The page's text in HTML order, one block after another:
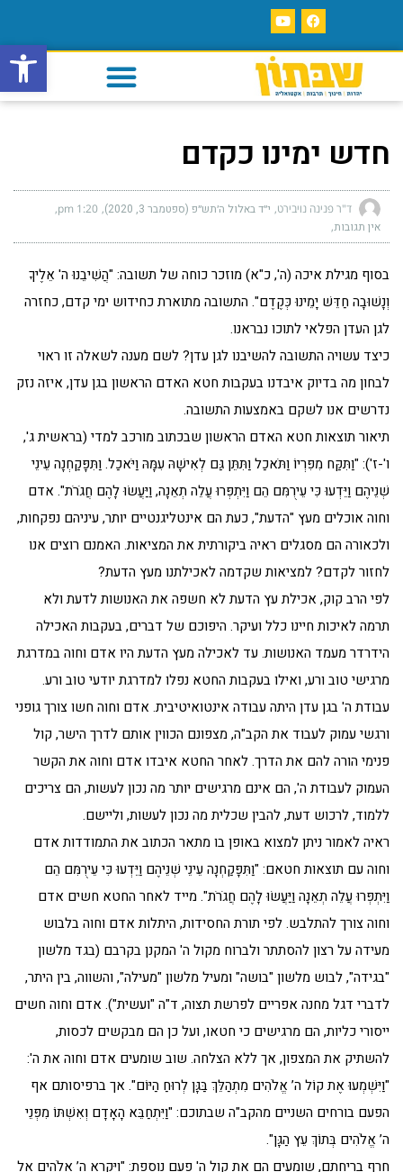
פתח
חדש ימינו כקדם
ד"ר פנינה נויבירט י״ד באלול ה׳תש״פ (ספטמבר 3, 2020) 1:20 pm
אין תגובות
בסוף מגילת איכה (ה', כ"א) מוזכר כוחה של תשובה: "הֲשִׁיבֵנוּ ה' אֵלֶיךָ
וְנָשׁוּבָה חַדֵּשׁ יָמֵינוּ כְּקֶדֶם". התשובה מתוארת כחידוש ימי קדם, כחזרה
לגן העדן הפלאי לתוכו נבראנו.
כיצד עשויה התשובה להשיבנו לגן עדן? לשם מענה לשאלה זו ראוי
לבחון מה בדיוק איבדנו בעקבות חטא האדם הראשון בגן עדן, איזה נזק
נדרשים אנו לשקם באמצעות התשובה.
תיאור תוצאות חטא האדם הראשון שבכתוב מורכב למדי (בראשית ג',
ו'-ז'): "וַתִּקַּח מִפִּרְיוֹ וַתֹּאכַל וַתִּתֵּן גַּם לְאִישָׁהּ עִמָּהּ וַיֹּאכַל. וַתִּפָּקַחְנָה עֵינֵי
שְׁנֵיהֶם וַיֵּדְעוּ כִּי עֵירֻמִּם הֵם וַיִּתְפְּרוּ עֲלֵה תְאֵנָה, וַיַּעֲשׂוּ לָהֶם חֲגֹרֹת". אדם
וחוה אוכלים מעץ "הדעת", כעת הם אינטליגנטיים יותר, עיניהם נפקחות,
ולכאורה הם מסגלים ראיה ביקורתית את המציאות. האמנם רוצים אנו
לחזור לקדם? למציאות שקדמה לאכילתנו מעץ הדעת?
לפי הרב קוק, אכילת עץ הדעת לא חשפה את האנושות לדעת ולא
תרמה לאיכות חיינו כלל ועיקר. היפוכם של דברים, בעקבות האכילה
הידרדר מעמד האנושות. עד לאכילה מעץ הדעת היו אדם וחוה במדרגת
מרגישי טוב ורע, ואילו בעקבות החטא נפלו למדרגת יודעי טוב ורע.
עבודת ה' בגן עדן היתה עבודה אינטואיטיבית. אדם וחוה חשו צורך גופני
ורגשי עמוק לעבוד את הקב"ה, מצפונם הכווין אותם לדרך הישר, קול
פנימי הורה להם את הדרך. לאחר החטא איבדו אדם וחוה את הקשר
העמוק לעבודת ה', הם אינם מרגישים יותר מה נכון לעשות, הם צריכים
ללמוד, לרכוש דעת, להבין שכלית מה נכון לעשות, וליישם.
ראיה לאמור ניתן למצוא באופן בו מתאר הכתוב את התמודדות אדם
וחוה עם תוצאות חטאם: "וַתִּפָּקַחְנָה עֵינֵי שְׁנֵיהֶם וַיֵּדְעוּ כִּי עֵירֻמִּם הֵם
וַיִּתְפְּרוּ עֲלֵה תְאֵנָה וַיַּעֲשׂוּ לָהֶם חֲגֹרֹת". מייד לאחר החטא חשים אדם
וחוה צורך להתלבש. לפי תורת החסידות, היתלות אדם וחוה בלבוש
מעידה על רצון להסתתר ולברוח מקול ה' המקנן בקרבם (בגד מלשון
"בגידה", לבוש מלשון "בושה" ומעיל מלשון "מעילה", והשווה, בין היתר,
לדברי דגל מחנה אפריים לפרשת תצוה, ד"ה "ועשית"). אדם וחוה חשים
ייסורי כליות, הם מרגישים כי חטאו, ועל כן הם מבקשים לכסות,
להשתיק את המצפון, אך ללא הצלחה. שוב שומעים אדם וחוה את ה':
"וַיִּשְׁמְעוּ אֶת קוֹל ה’ אֱלֹהִים מִתְהַלֵּךְ בַּגָּן לְרוּחַ הַיּוֹם". אך ברפיסותם אף
הפעם בורחים השניים מהקב"ה שבתוכם: "וַיִּתְחַבֵּא הָאָדָם וְאִשְׁתּוֹ מִפְּנֵי
ה’ אֱלֹהִים בְּתוֹךְ עֵץ הַגָּן".
חרף בריחתם, שומעים הם את קול ה' פעם נוספת: "וַיִּקְרָא ה’ אֱלֹהִים אֶל